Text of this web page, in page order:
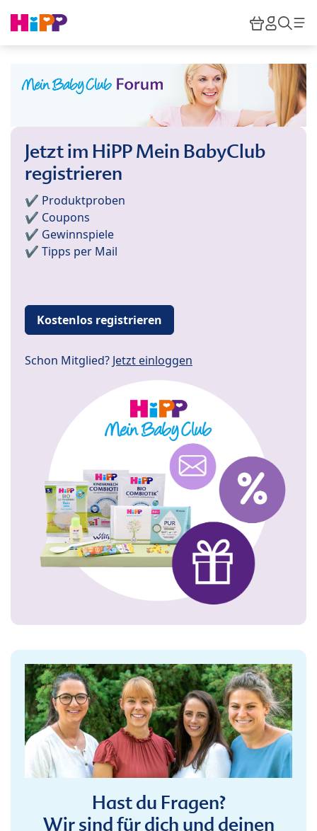
HiPP
Jetzt im HiPP Mein BabyClub
registrieren
✔️ Produktproben
✔️ Coupons
✔️ Gewinnspiele
✔️ Tipps per Mail
Kostenlos registrieren
Schon Mitglied? Jetzt einloggen
Hast du Fragen?
Wir sind für dich und deinen